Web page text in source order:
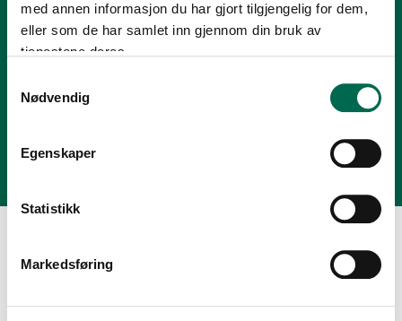
med annen informasjon du har gjort tilgjengelig for dem,
eller som de har samlet inn gjennom din bruk av
tjenestene deres.
Nødvendig
Egenskaper
Statistikk
Markedsføring
Tlf.: +47 23 00 84 00
firmapost@polyflor.no